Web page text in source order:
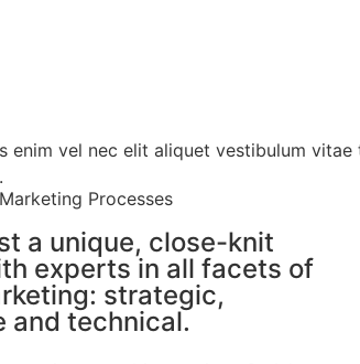
enim vel nec elit aliquet vestibulum
Processes
a unique, close-knit
experts in all facets of
strategic,
and technical.